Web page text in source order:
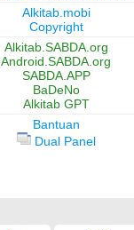
Alkitab.mobi
Copyright
Alkitab.SABDA.org
Android.SABDA.org
SABDA.APP
BaDeNo
Alkitab GPT
Bantuan
Dual Panel